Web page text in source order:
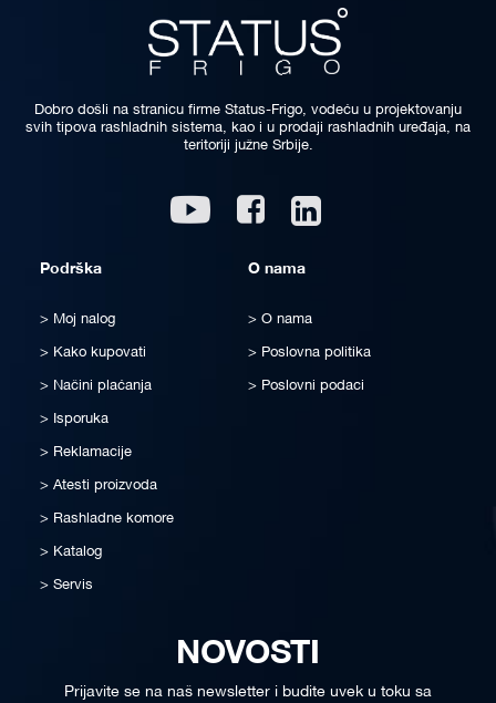
Dobro došli na stranicu firme Status-Frigo, vodeću u projektovanju
svih tipova rashladnih sistema, kao i u prodaji rashladnih uređaja, na
teritoriji južne Srbije.
Youtube Facebook
Podrška
Moj nalog
Kako kupovati
Načini plaćanja
Isporuka
Reklamacije
Atesti proizvoda
Rashladne komore
Katalog
Servis
O nama
O nama
Poslovna politika
Poslovni podaci
NOVOSTI
Prijavite se na naš newsletter i budite uvek u toku sa